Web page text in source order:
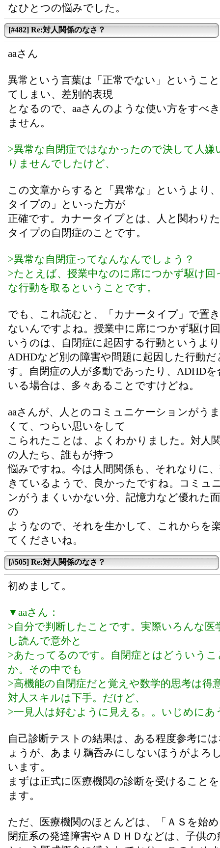
なひとつの悩みでした。
[#482] Re:対人関係のなさ？
aaさん
異常という言葉は「正常でない」というこ
てしまい、差別的表現
となるので、aaさんのような使い方をすべ
ません。
>異常な自閉症ではなかったので決して人嫌
りませんでしたけど、
この文章からすると「異常な」というより
タイプの」といった方が
正確です。カナータイプとは、人と関わり
タイプの自閉症のことです。
>異常な自閉症ってなんなんでしょう？
>たとえば、授業中なのに席につかず駆け回
な行動を取るということです。
でも、これ読むと、「カナータイプ」で置
ないんですよね。授業中に席につかず駆け
いうのは、自閉症に起因する行動というよ
ADHDなど別の障害や問題に起因した行動
す。自閉症の人が多動であったり、ADHD
いる場合は、多々あることですけどね。
aaさんが、人とのコミュニケーションがう
くて、つらい思いをして
こられたことは、よくわかりました。対人
の人たち、誰もが持つ
悩みですね。今は人間関係も、それなりに
きているようで、良かったですね。コミュ
ンがうまくいかない分、記憶力など優れた
の
ようなので、それを生かして、これからを
てくださいね。
[#505] Re:対人関係のなさ？
初めまして。
▼aaさん：
>自分で判断したことです。実際いろんな医
し読んで意外と
>あたってるのです。自閉症とはどういう
か。その中でも
>高機能の自閉症だと覚えや数学的思考は得
対人スキルは下手。だけど、
>一見人は好むように見える。。いじめにあ
自己診断テストの結果は、ある程度参考に
ょうが、あまり鵜呑みにしないほうがよろ
います。
まずは正式に医療機関の診断を受けること
ます。
ただ、医療機関のほとんどは、「ＡＳを始
閉症系の発達障害やＡＤＨＤなどは、子供